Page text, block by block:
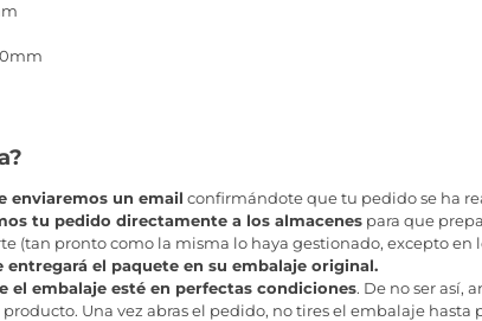
enviaremos un email confirmándote que tu pedido se ha
tu pedido directamente a los almacenespara que
(tan pronto como la misma lo haya gestionado, excepto en
entregará el paquete en su embalaje original.
el embalaje esté en perfectas condiciones. De no ser así,
Una vez abras el pedido, no tires el embalaje hasta